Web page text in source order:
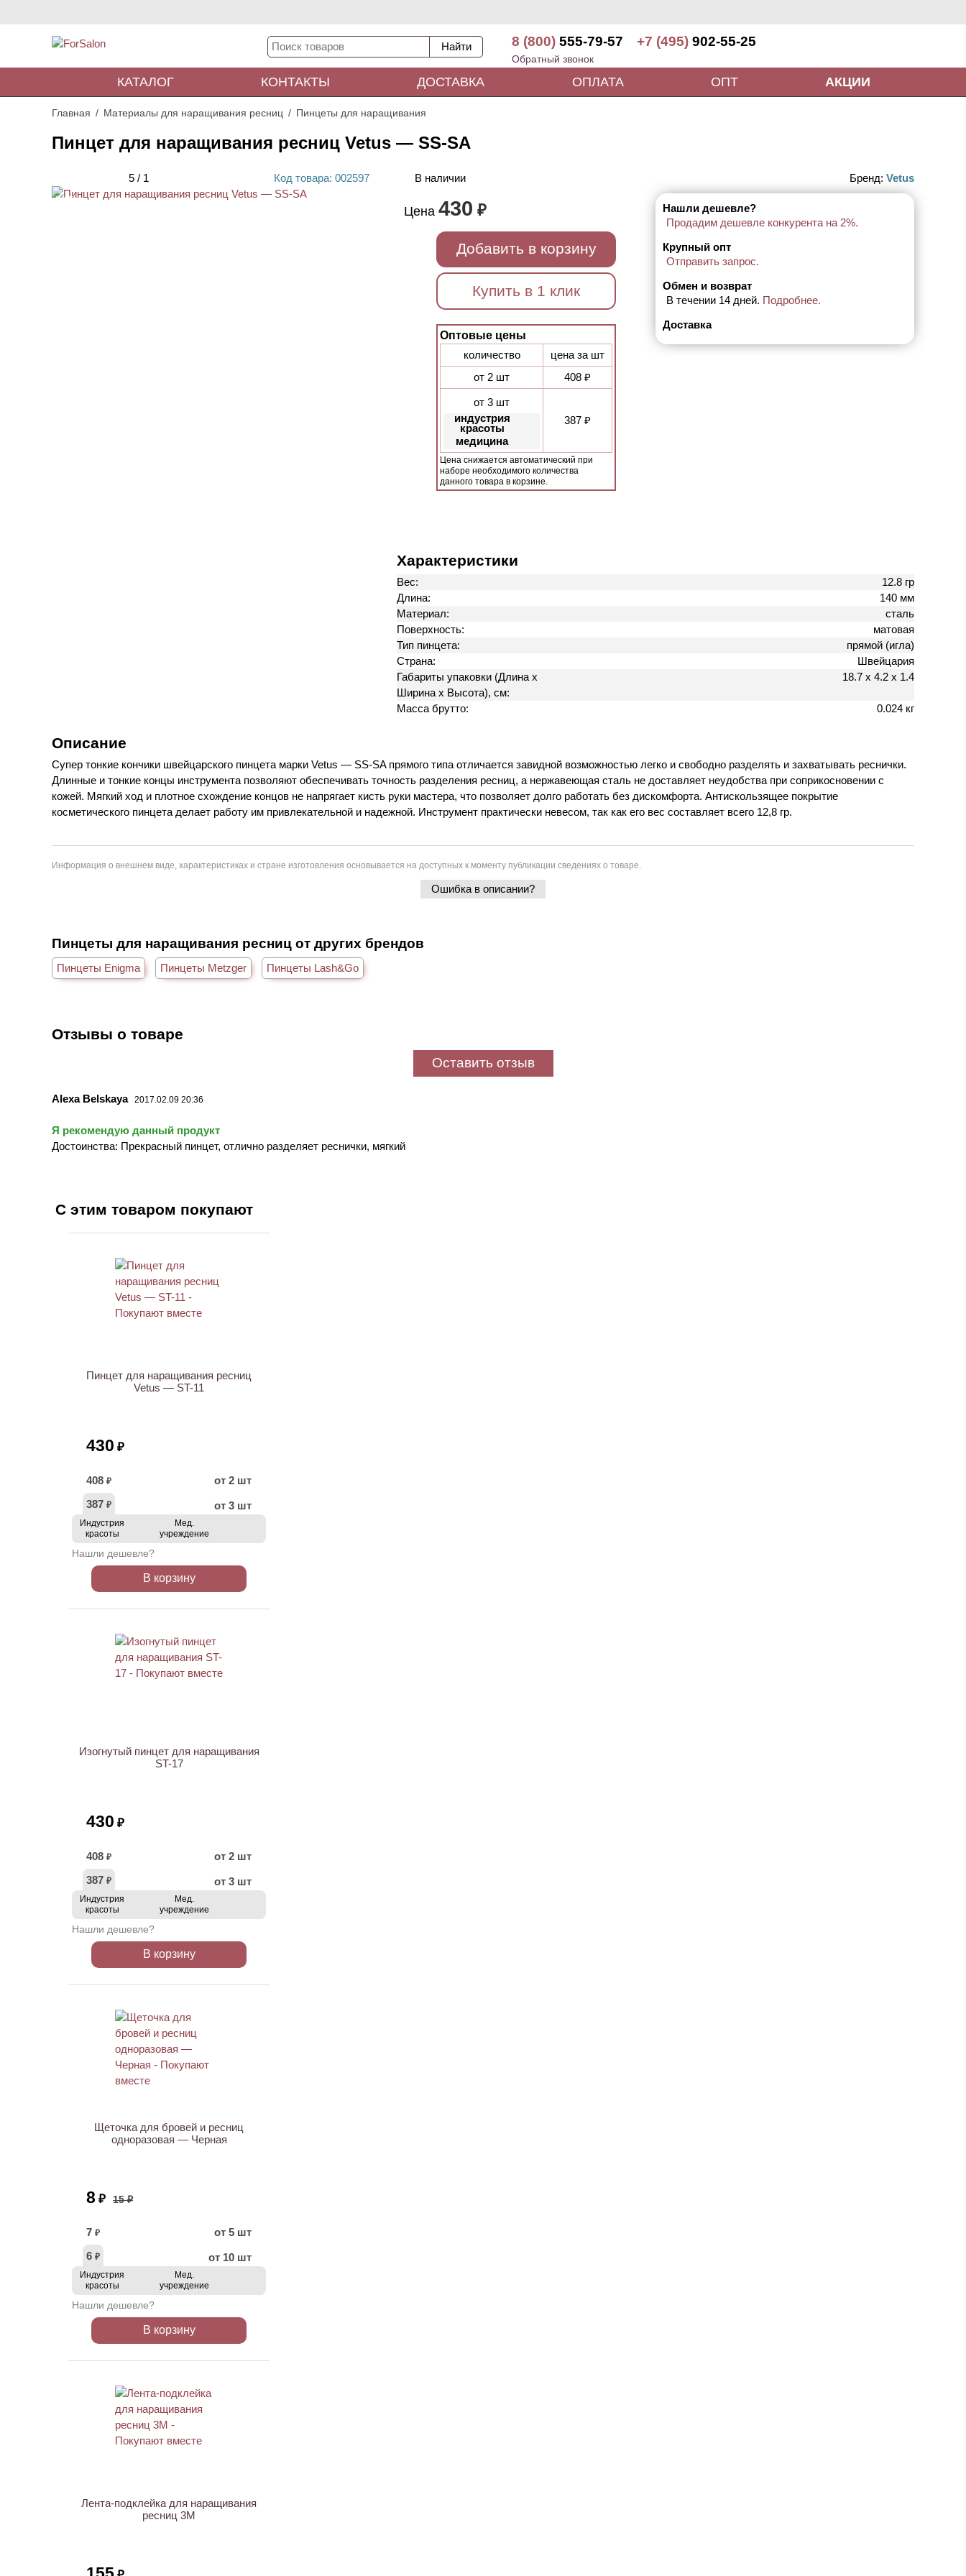
8 (800) 555-79-57 +7 (495) 902-55-25
Обратный звонок
КАТАЛОГ КОНТАКТЫ ДОСТАВКА ОПЛАТА ОПТ АКЦИИ
Главная Материалы для наращивания ресниц Пинцеты для наращивания
Пинцет для наращивания ресниц Vetus — SS-SA
5 / 1 Код товара: 002597
ХИТ
В наличии Бренд: Vetus
Цена 430 ₽
Добавить в корзину
Купить в 1 клик
Оптовые цены
количество
цена за шт
от 2 шт
408 ₽
от 3 шт
индустрия
красоты
медицина
387 ₽
Цена снижается автоматический при
наборе необходимого количества
данного товара в корзине.
Нашли дешевле?
Продадим дешевле конкурента на 2%.
Крупный опт
Отправить запрос.
Обмен и возврат
В течении 14 дней. Подробнее.
Доставка
Характеристики
Вес:
12.8 гр
Длина:
140 мм
Материал:
сталь
Поверхность:
матовая
Тип пинцета:
прямой (игла)
Страна:
Швейцария
Габариты упаковки (Длина х
Ширина х Высота), см:
18.7 х 4.2 х 1.4
Масса брутто: 0.024 кг
Описание
Супер тонкие кончики швейцарского пинцета марки Vetus — SS-SA прямого типа отличается завидной возможностью легко и свободно разделять и захватывать реснички.
Длинные и тонкие концы инструмента позволяют обеспечивать точность разделения ресниц, а нержавеющая сталь не доставляет неудобства при соприкосновении с
кожей. Мягкий ход и плотное схождение концов не напрягает кисть руки мастера, что позволяет долго работать без дискомфорта. Антискользящее покрытие
косметического пинцета делает работу им привлекательной и надежной. Инструмент практически невесом, так как его вес составляет всего 12,8 гр.
Информация о внешнем виде, характеристиках и стране изготовления основывается на доступных к моменту публикации сведениях о товаре.
Ошибка в описании?
Пинцеты для наращивания ресниц от других брендов
Пинцеты Enigma Пинцеты Metzger Пинцеты Lash&Go
Отзывы о товаре
Оставить отзыв
Alexa Belskaya 2017.02.09 20:36
Я рекомендую данный продукт
Достоинства: Прекрасный пинцет, отлично разделяет реснички, мягкий
С этим товаром покупают
Пинцет для наращивания ресниц
Vetus — ST-11
430 ₽
408 ₽
от 2 шт
387 ₽ от 3 шт
Индустрия
красоты
Мед.
учреждение
Нашли дешевле?
В корзину
Изогнутый пинцет для наращивания
ST-17
430 ₽
408 ₽
от 2 шт
387 ₽ от 3 шт
Индустрия
красоты
Мед.
учреждение
Нашли дешевле?
В корзину
Щеточка для бровей и ресниц
одноразовая — Черная
8 ₽ 15 ₽
7 ₽
от 5 шт
6 ₽ от 10 шт
Индустрия
красоты
Мед.
учреждение
Нашли дешевле?
В корзину
Лента-подклейка для наращивания
ресниц 3M